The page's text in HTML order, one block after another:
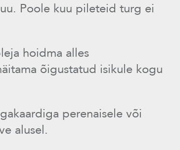
Poole kuu pileteid turg ei
hoidma alles
õigustatud isikule kogu
perenaisele või
alusel.